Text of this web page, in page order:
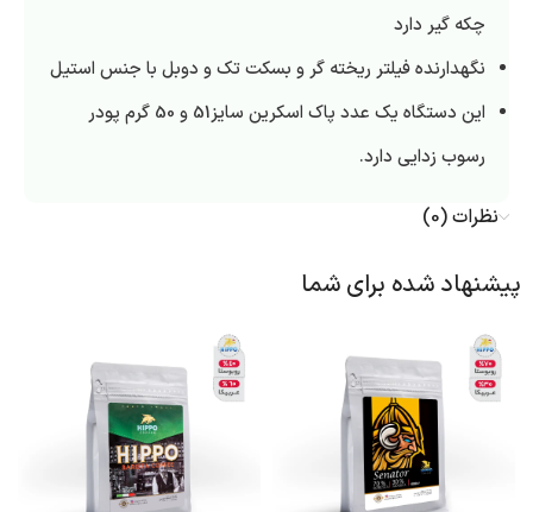
چکه گیر دارد
نگهدارنده فیلتر ریخته گر و بسکت تک و دوبل با جنس استیل
این دستگاه یک عدد پاک اسکرین سایز51 و 50 گرم پودر
رسوب زدایی دارد.
نظرات (0)
پیشنهاد شده برای شما